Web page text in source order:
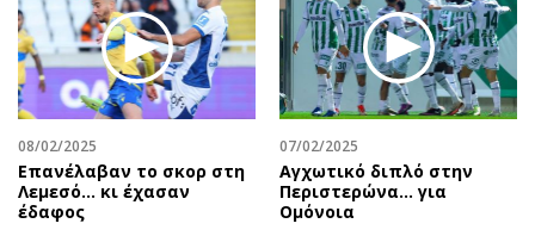
08/02/2025
Επανέλαβαν το σκορ στη
Λεμεσό… κι έχασαν
έδαφος
07/02/2025
Αγχωτικό διπλό στην
Περιστερώνα… για
Ομόνοια